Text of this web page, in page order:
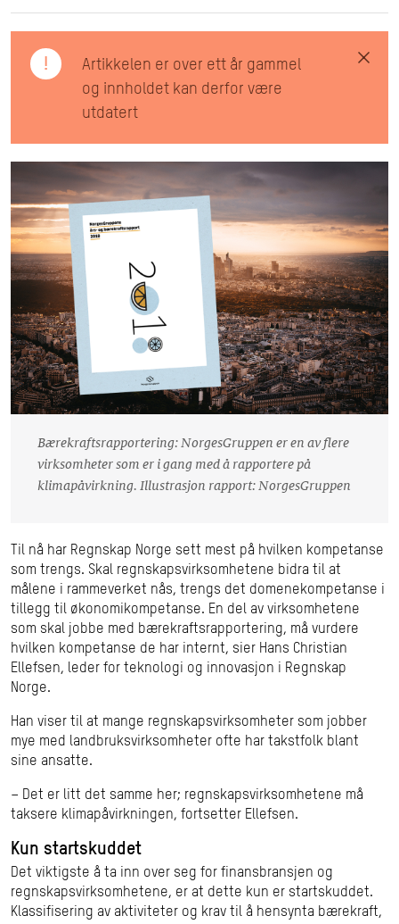
!
Artikkelen er over ett år gammel
og innholdet kan derfor være
utdatert
Bærekraftsrapportering: NorgesGruppen er en av flere
virksomheter som er i gang med å rapportere på
klimapåvirkning. Illustrasjon rapport: NorgesGruppen
Til nå har Regnskap Norge sett mest på hvilken kompetanse
som trengs. Skal regnskapsvirksomhetene bidra til at
målene i rammeverket nås, trengs det domenekompetanse i
tillegg til økonomikompetanse. En del av virksomhetene
som skal jobbe med bærekraftsrapportering, må vurdere
hvilken kompetanse de har internt, sier Hans Christian
Ellefsen, leder for teknologi og innovasjon i Regnskap
Norge.
Han viser til at mange regnskapsvirksomheter som jobber
mye med landbruksvirksomheter ofte har takstfolk blant
sine ansatte.
– Det er litt det samme her; regnskapsvirksomhetene må
taksere klimapåvirkningen, fortsetter Ellefsen.
Kun startskuddet
Det viktigste å ta inn over seg for finansbransjen og
regnskapsvirksomhetene, er at dette kun er startskuddet.
Klassifisering av aktiviteter og krav til å hensynta bærekraft,